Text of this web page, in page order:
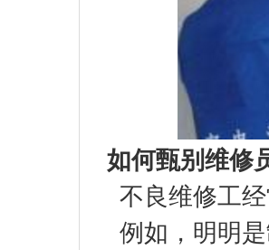
如何甄别维修
不良维修工
例如，明明